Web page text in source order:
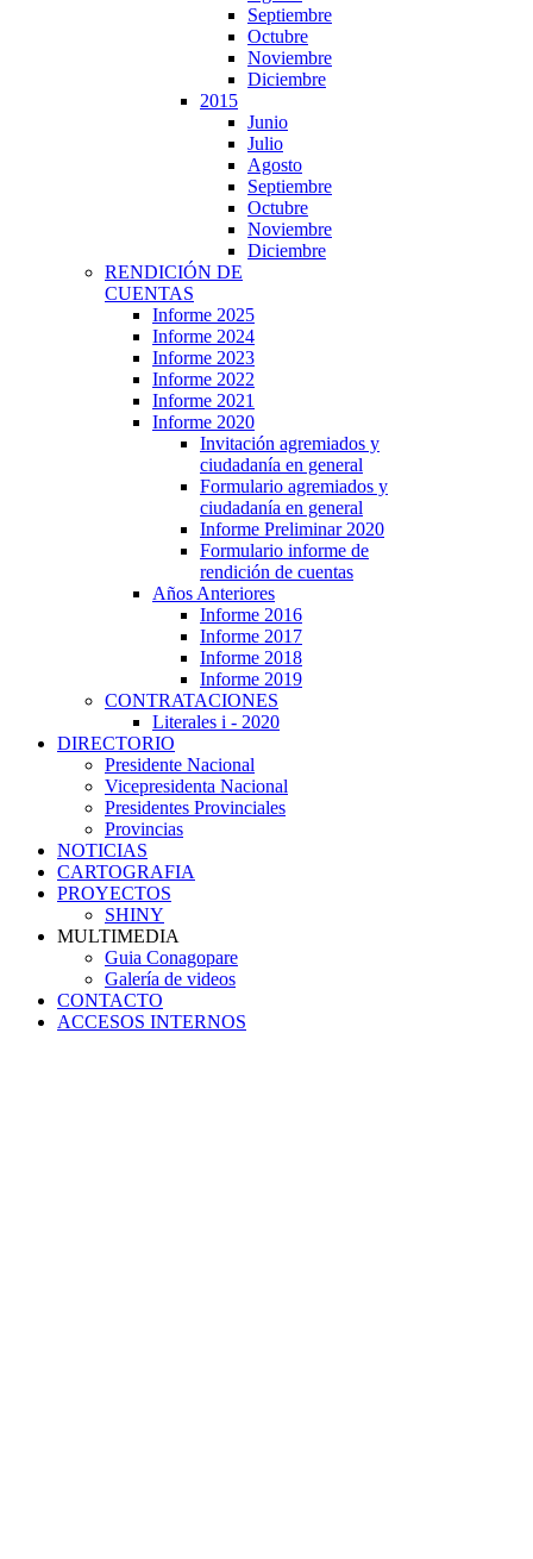
Septiembre
Octubre
Noviembre
Diciembre
2015
Junio
Julio
Agosto
Septiembre
Octubre
Noviembre
Diciembre
RENDICIÓN DE
CUENTAS
Informe 2025
Informe 2024
Informe 2023
Informe 2022
Informe 2021
Informe 2020
Invitación agremiados y
ciudadanía en general
Formulario agremiados y
ciudadanía en general
Informe Preliminar 2020
Formulario informe de
rendición de cuentas
Años Anteriores
Informe 2016
Informe 2017
Informe 2018
Informe 2019
CONTRATACIONES
Literales i - 2020
DIRECTORIO
Presidente Nacional
Vicepresidenta Nacional
Presidentes Provinciales
Provincias
NOTICIAS
CARTOGRAFIA
PROYECTOS
SHINY
MULTIMEDIA
Guia Conagopare
Galería de videos
CONTACTO
ACCESOS INTERNOS